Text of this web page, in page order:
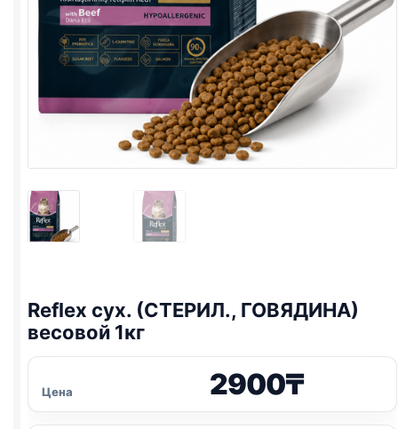
Reflex сух. (СТЕРИЛ., ГОВЯДИНА)
весовой 1кг
Цена 2900₸